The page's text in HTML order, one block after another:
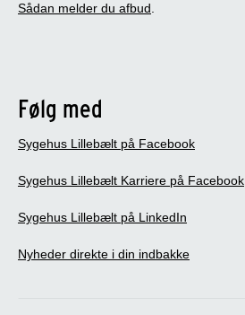
Sådan melder du afbud.
Følg med
Sygehus Lillebælt på Facebook
Sygehus Lillebælt Karriere på Facebook
Sygehus Lillebælt på LinkedIn
Nyheder direkte i din indbakke